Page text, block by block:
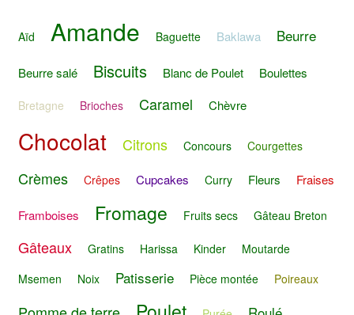
Aïd Amande Baguette Baklawa Beurre
Beurre salé Biscuits Blanc de Poulet Boulettes
Bretagne Brioches Caramel Chèvre
Chocolat Citrons Concours Courgettes
Crèmes Crêpes Cupcakes Curry Fleurs Fraises
Framboises Fromage Fruits secs Gâteau Breton
Gâteaux Gratins Harissa Kinder
Moutarde
Msemen
Noix Patisserie Pièce montée Poireaux